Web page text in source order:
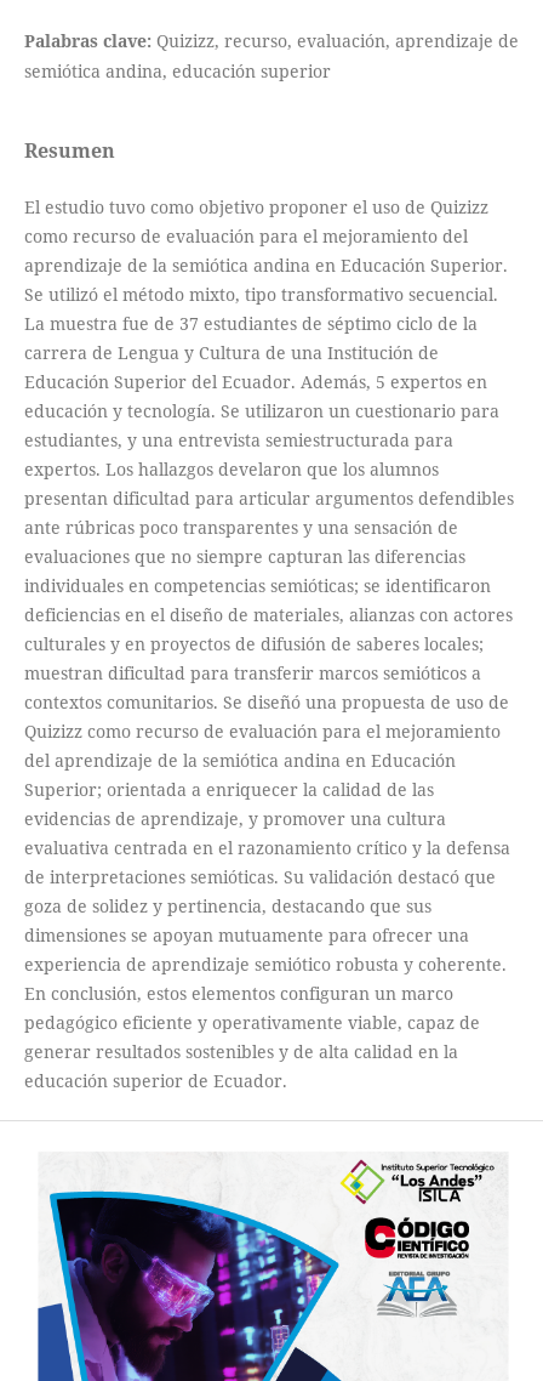
Palabras clave: Quizizz, recurso, evaluación, aprendizaje de
semiótica andina, educación superior
Resumen
El estudio tuvo como objetivo proponer el uso de Quizizz
como recurso de evaluación para el mejoramiento del
aprendizaje de la semiótica andina en Educación Superior.
Se utilizó el método mixto, tipo transformativo secuencial.
La muestra fue de 37 estudiantes de séptimo ciclo de la
carrera de Lengua y Cultura de una Institución de
Educación Superior del Ecuador. Además, 5 expertos en
educación y tecnología. Se utilizaron un cuestionario para
estudiantes, y una entrevista semiestructurada para
expertos. Los hallazgos develaron que los alumnos
presentan dificultad para articular argumentos defendibles
ante rúbricas poco transparentes y una sensación de
evaluaciones que no siempre capturan las diferencias
individuales en competencias semióticas; se identificaron
deficiencias en el diseño de materiales, alianzas con actores
culturales y en proyectos de difusión de saberes locales;
muestran dificultad para transferir marcos semióticos a
contextos comunitarios. Se diseñó una propuesta de uso de
Quizizz como recurso de evaluación para el mejoramiento
del aprendizaje de la semiótica andina en Educación
Superior; orientada a enriquecer la calidad de las
evidencias de aprendizaje, y promover una cultura
evaluativa centrada en el razonamiento crítico y la defensa
de interpretaciones semióticas. Su validación destacó que
goza de solidez y pertinencia, destacando que sus
dimensiones se apoyan mutuamente para ofrecer una
experiencia de aprendizaje semiótico robusta y coherente.
En conclusión, estos elementos configuran un marco
pedagógico eficiente y operativamente viable, capaz de
generar resultados sostenibles y de alta calidad en la
educación superior de Ecuador.